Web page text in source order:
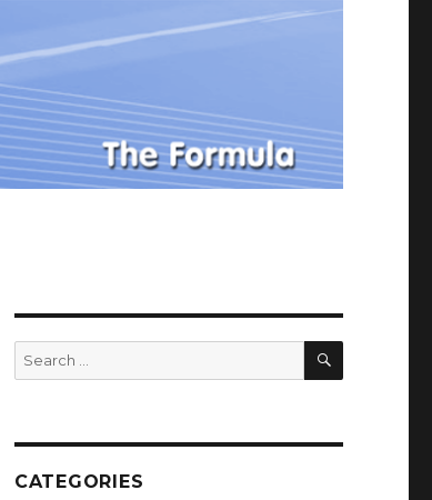
Search
for:
SEARCH
CATEGORIES